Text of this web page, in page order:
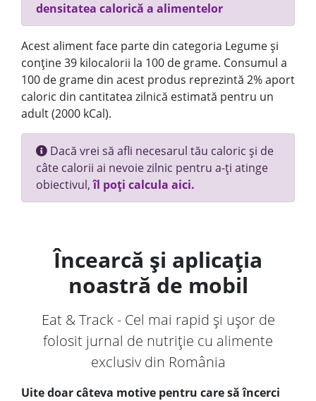
densitatea calorică a alimentelor
Acest aliment face parte din categoria Legume și
conține 39 kilocalorii la 100 de grame. Consumul a
100 de grame din acest produs reprezintă 2% aport
caloric din cantitatea zilnică estimată pentru un
adult (2000 kCal).
Dacă vrei să afli necesarul tău caloric și de
câte calorii ai nevoie zilnic pentru a-ți atinge
obiectivul,îl poți calcula aici.
Încearcă și aplicația
noastră de mobil
Eat & Track - Cel mai rapid și ușor de
folosit jurnal de nutriție cu alimente
exclusiv din România
Uite doar câteva motive pentru care să încerci